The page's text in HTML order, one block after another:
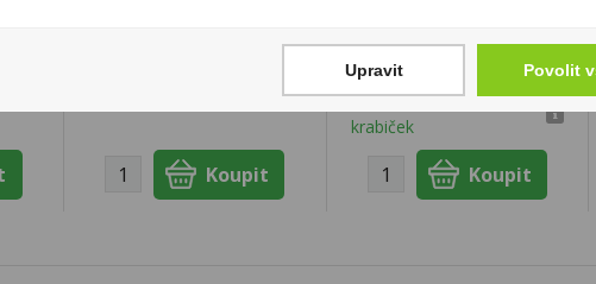
169 Kč
Cena za:
krabičku (1 ks)
Skladem:100 - 500
krabiček
Upravit Povolit